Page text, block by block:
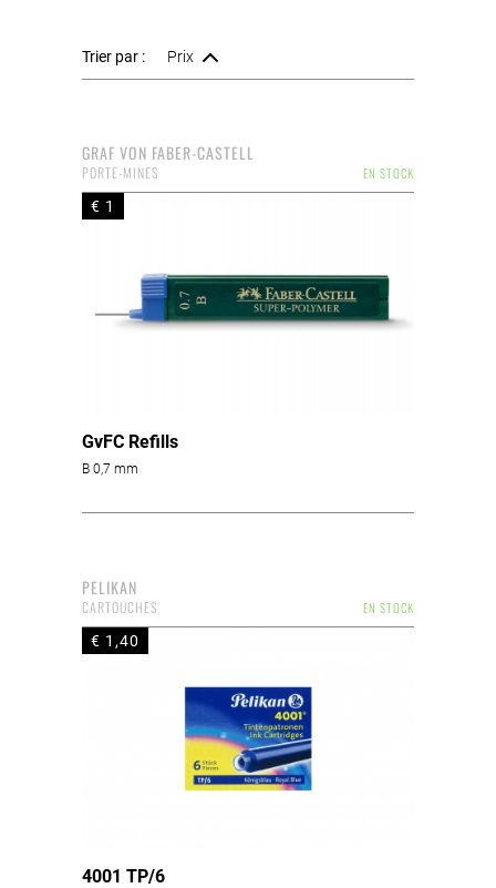
Trier par : Prix
GRAF VON FABER-CASTELL
EN STOCK
PORTE-MINES
€ 1
GvFC Refills
B 0,7 mm
PELIKAN
EN STOCK
CARTOUCHES
€ 1,40
4001 TP/6